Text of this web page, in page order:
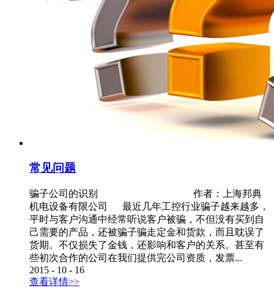
常见问题
骗子公司的识别 作者：上海邦典
机电设备有限公司 最近几年工控行业骗子越来越多，
平时与客户沟通中经常听说客户被骗，不但没有买到自
己需要的产品，还被骗子骗走定金和货款，而且耽误了
货期。不仅损失了金钱，还影响和客户的关系。甚至有
些初次合作的公司在我们提供完公司资质，发票...
2015 - 10 - 16
查看详情>>